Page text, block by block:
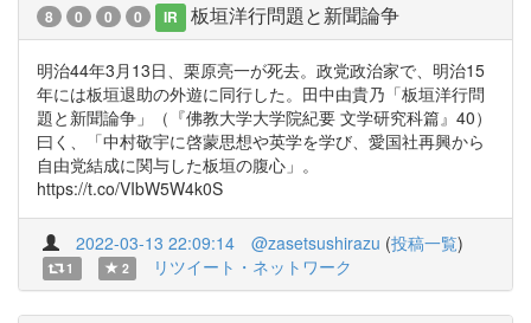
8 0 0 0 IR 板垣洋行問題と新聞論争
明治44年3月13日、栗原亮一が死去。政党政治家で、明治15
年には板垣退助の外遊に同行した。田中由貴乃「板垣洋行問
題と新聞論争」（『佛教大学大学院紀要 文学研究科篇』40）
曰く、「中村敬宇に啓蒙思想や英学を学び、愛国社再興から
自由党結成に関与した板垣の腹心」。
https://t.co/VIbW5W4k0S
2022-03-13 22:09:14 @zasetsushirazu (投稿一覧)
1 2 リツイート・ネットワーク